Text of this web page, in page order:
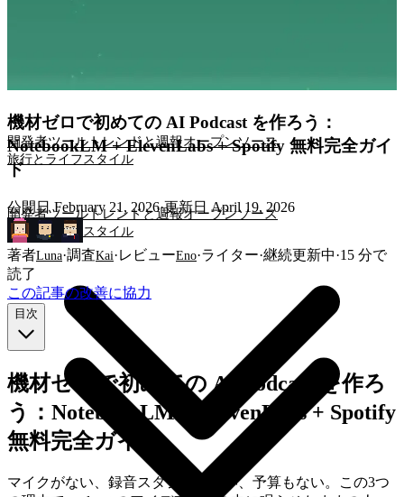
開発者ツールトレンドと週報オープンソース
旅行とライフスタイル
開発者ツールトレンドと週報オープンソース
旅行とライフスタイル
機材ゼロで初めての AI Podcast を作ろう：
NotebookLM + ElevenLabs + Spotify 無料完全ガイ
ド
公開日 February 21, 2026·更新日 April 19, 2026
著者Luna·調査Kai·レビューEno·ライター·継続更新中·15 分で
読了
この記事の改善に協力
目次
機材ゼロで初めての AI Podcast を作ろ
う：NotebookLM + ElevenLabs + Spotify
無料完全ガイド
マイクがない、録音スタジオもない、予算もない。この3つ